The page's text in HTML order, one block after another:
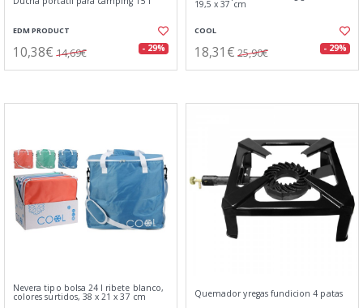
EDM PRODUCT
10,38€ 14,69€ - 29%
19,5 x 37 cm
COOL
18,31€ 25,90€ - 29%
Nevera tipo bolsa 24 l ribete blanco,
colores surtidos, 38 x 21 x 37 cm Quemador yregas fundicion 4 patas